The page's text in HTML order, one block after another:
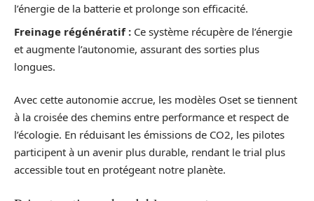
l’énergie de la batterie et prolonge son efficacité.
Freinage régénératif : Ce système récupère de l’énergie
et augmente l’autonomie, assurant des sorties plus
longues.
Avec cette autonomie accrue, les modèles Oset se tiennent
à la croisée des chemins entre performance et respect de
l’écologie. En réduisant les émissions de CO2, les pilotes
participent à un avenir plus durable, rendant le trial plus
accessible tout en protégeant notre planète.